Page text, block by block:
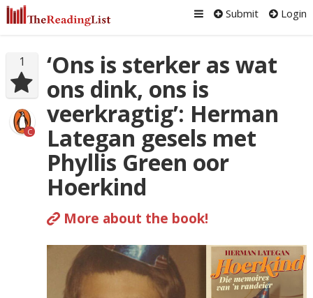
Submit Login
1
C
‘Ons is sterker as wat
ons dink, ons is
veerkragtig’: Herman
Lategan gesels met
Phyllis Green oor
Hoerkind
More about the book!